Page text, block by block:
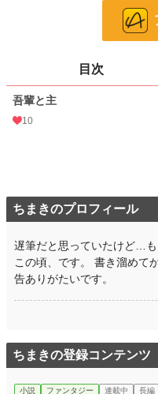
更新日時 2025.10.10 18:25
初回公開日時
年間ポイント 495 pt (1,878 位)
目次
吾輩と主
10
ちまきのプロフィール
遅筆だと思っていたけど…
この頃、です。 書き溜めて
告ありがたいです。
ちまきの登録コンテンツ
小説 ファンタジー 連載中 長編